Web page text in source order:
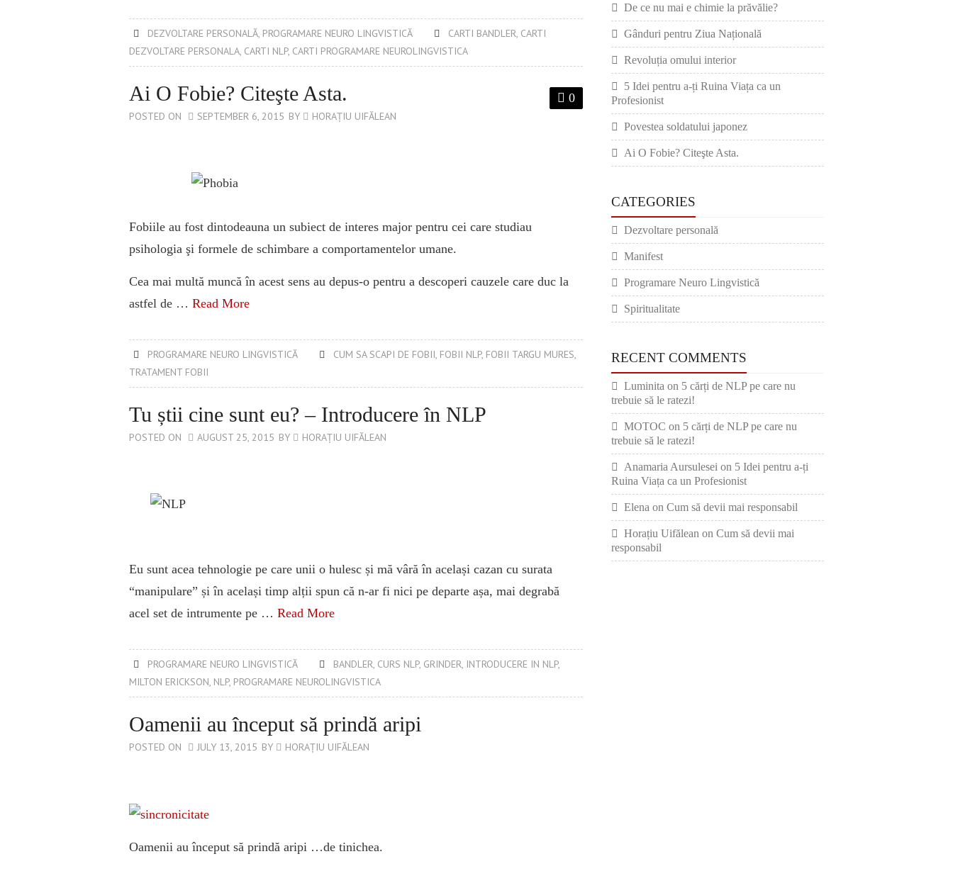
DEZVOLTARE PERSONALĂ, PROGRAMARE NEURO LINGVISTICĂ CARTI BANDLER, CARTI
DEZVOLTARE PERSONALA, CARTI NLP, CARTI PROGRAMARE NEUROLINGVISTICA
0
Ai O Fobie? Citeşte Asta.
POSTED ON SEPTEMBER 6, 2015 BY HORAȚIU UIFĂLEAN
Fobiile au fost dintodeauna un subiect de interes major pentru cei care studiau
psihologia şi formele de schimbare a comportamentelor umane.
Cea mai multă muncă în acest sens au depus-o pentru a descoperi cauzele care duc la
astfel de … Read More
PROGRAMARE NEURO LINGVISTICĂ CUM SA SCAPI DE FOBII, FOBII NLP, FOBII TARGU MURES,
TRATAMENT FOBII
Tu știi cine sunt eu? – Introducere în NLP
POSTED ON AUGUST 25, 2015 BY HORAȚIU UIFĂLEAN
Eu sunt acea tehnologie pe care unii o hulesc și mă vâră în același cazan cu surata
“manipulare” și în același timp alții spun că n-ar fi nici pe departe așa, mai degrabă
acel set de intrumente pe … Read More
PROGRAMARE NEURO LINGVISTICĂ BANDLER, CURS NLP, GRINDER, INTRODUCERE IN NLP,
MILTON ERICKSON, NLP, PROGRAMARE NEUROLINGVISTICA
Oamenii au început să prindă aripi
POSTED ON JULY 13, 2015 BY HORAȚIU UIFĂLEAN
Oamenii au început să prindă aripi …de tinichea.
De ce nu mai e chimie la prăvălie?
Gânduri pentru Ziua Națională
Revoluția omului interior
5 Idei pentru a-ți Ruina Viața ca un
Profesionist
Povestea soldatului japonez
Ai O Fobie? Citeşte Asta.
CATEGORIES
Dezvoltare personală
Manifest
Programare Neuro Lingvistică
Spiritualitate
RECENT COMMENTS
Luminita on 5 cărți de NLP pe care nu
trebuie să le ratezi!
MOTOC on 5 cărți de NLP pe care nu
trebuie să le ratezi!
Anamaria Aursulesei on 5 Idei pentru a-ți
Ruina Viața ca un Profesionist
Elena on Cum să devii mai responsabil
Horațiu Uifălean on Cum să devii mai
responsabil